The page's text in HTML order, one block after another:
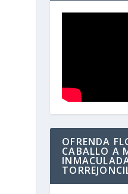
OFRENDA
CABALLO A